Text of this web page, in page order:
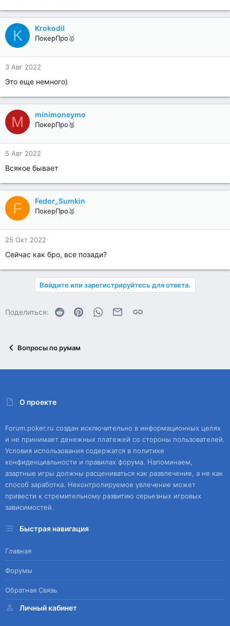
K Krokodil
ПокерПро🥇
3 Авг 2022
Это еще немного)
M minimoneymo
ПокерПро🥈
5 Авг 2022
Всякое бывает
F Fedor_Sumkin
ПокерПро🥈
25 Окт 2022
Сейчас как бро, все позади?
Войдите или зарегистрируйтесь для ответа.
Поделиться: Reddit PinterestWhatsAppЭлектронная почта
Ссылка
Вопросы по румам
О проекте
Forum.poker.ru создан исключительно в информационных целях
и не принимает денежных платежей со стороны пользователей.
Условия использования содержатся в политике
конфиденциальности и правилах форума. Напоминаем,
азартные игры должны расцениваться как развлечение, а не как
способ заработка. Неконтролируемое увлечение может
привести к стремительному развитию серьезных игровых
зависимостей.
Быстрая навигация
Главная
Форумы
Обратная Связь
Личный кабинет